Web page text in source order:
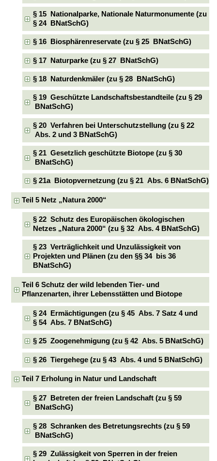
§ 15 Nationalparke, Nationale Naturmonumente (zu
§ 24 BNatSchG)
§ 16 Biosphärenreservate (zu § 25 BNatSchG)
§ 17 Naturparke (zu § 27 BNatSchG)
§ 18 Naturdenkmäler (zu § 28 BNatSchG)
§ 19 Geschützte Landschaftsbestandteile (zu § 29
BNatSchG)
§ 20 Verfahren bei Unterschutzstellung (zu § 22
Abs. 2 und 3 BNatSchG)
§ 21 Gesetzlich geschützte Biotope (zu § 30
BNatSchG)
§ 21a Biotopvernetzung (zu § 21 Abs. 6 BNatSchG)
Teil 5 Netz „Natura 2000“
§ 22 Schutz des Europäischen ökologischen
Netzes „Natura 2000“ (zu § 32 Abs. 4 BNatSchG)
§ 23 Verträglichkeit und Unzulässigkeit von
Projekten und Plänen (zu den §§ 34 bis 36
BNatSchG)
Teil 6 Schutz der wild lebenden Tier- und
Pflanzenarten, ihrer Lebensstätten und Biotope
§ 24 Ermächtigungen (zu § 45 Abs. 7 Satz 4 und
§ 54 Abs. 7 BNatSchG)
§ 25 Zoogenehmigung (zu § 42 Abs. 5 BNatSchG)
§ 26 Tiergehege (zu § 43 Abs. 4 und 5 BNatSchG)
Teil 7 Erholung in Natur und Landschaft
§ 27 Betreten der freien Landschaft (zu § 59
BNatSchG)
§ 28 Schranken des Betretungsrechts (zu § 59
BNatSchG)
§ 29 Zulässigkeit von Sperren in der freien